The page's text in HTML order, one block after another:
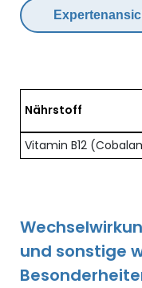
Übersicht der
Nährstoff
Vitamin B12
und sonstige